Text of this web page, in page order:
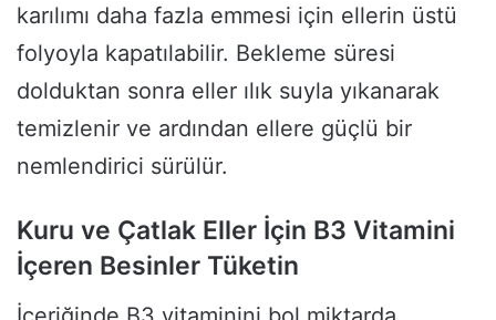
karılımı daha fazla emmesi için ellerin üstü
folyoyla kapatılabilir. Bekleme süresi
dolduktan sonra eller ılık suyla yıkanarak
temizlenir ve ardından ellere güçlü bir
nemlendirici sürülür.
Kuru ve Çatlak Eller İçin B3 Vitamini
İçeren Besinler Tüketin